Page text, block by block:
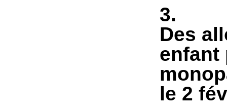
Des
enfant
le 2